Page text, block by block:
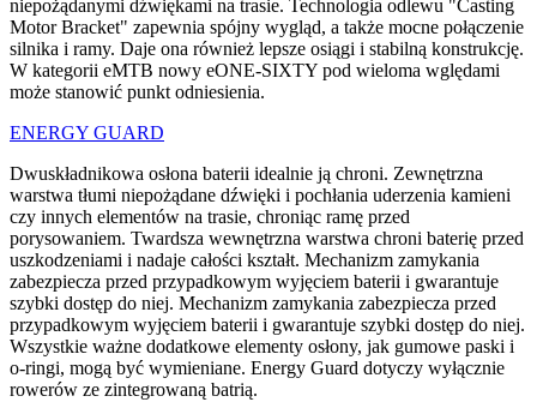
niepożądanymi dźwiękami na trasie. Technologia odlewu "Casting
Motor Bracket" zapewnia spójny wygląd, a także mocne połączenie
silnika i ramy. Daje ona również lepsze osiągi i stabilną konstrukcję.
W kategorii eMTB nowy eONE-SIXTY pod wieloma wględami
może stanowić punkt odniesienia.
ENERGY GUARD
Dwuskładnikowa osłona baterii idealnie ją chroni. Zewnętrzna
warstwa tłumi niepożądane dźwięki i pochłania uderzenia kamieni
czy innych elementów na trasie, chroniąc ramę przed
porysowaniem. Twardsza wewnętrzna warstwa chroni baterię przed
uszkodzeniami i nadaje całości kształt. Mechanizm zamykania
zabezpiecza przed przypadkowym wyjęciem baterii i gwarantuje
szybki dostęp do niej. Mechanizm zamykania zabezpiecza przed
przypadkowym wyjęciem baterii i gwarantuje szybki dostęp do niej.
Wszystkie ważne dodatkowe elementy osłony, jak gumowe paski i
o-ringi, mogą być wymieniane. Energy Guard dotyczy wyłącznie
rowerów ze zintegrowaną batrią.